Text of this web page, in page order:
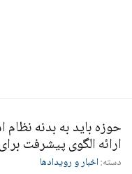
حوزه باید به بدنه نظام
ارائه الگوی پیشرفت
دسته:اخبار و رویدادها